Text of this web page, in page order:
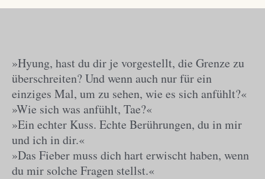
»Hyung, hast du dir je vorgestellt, die Grenze zu
überschreiten? Und wenn auch nur für ein
einziges Mal, um zu sehen, wie es sich anfühlt?«
»Wie sich was anfühlt, Tae?«
»Ein echter Kuss. Echte Berührungen, du in mir
und ich in dir.«
»Das Fieber muss dich hart erwischt haben, wenn
du mir solche Fragen stellst.«